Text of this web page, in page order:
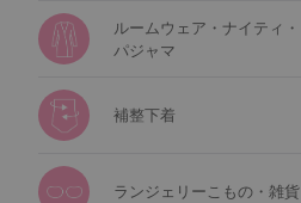
ルームウェア・ナイティ・
パジャマ
補整下着
ランジェリーこもの・雑貨